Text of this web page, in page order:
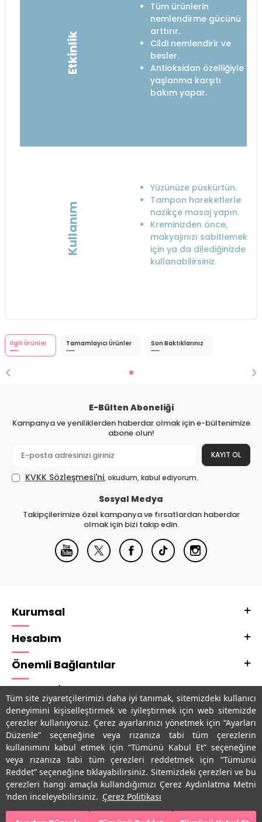
Tüm site ziyaretçilerimizi daha iyi tanımak, sitemizdeki kullanıcı
deneyimini kişiselleştirmek ve iyileştirmek için web sitemizde
çerezler kullanıyoruz. Çerez ayarlarınızı yönetmek için “Ayarları
Düzenle” seçeneğine veya rızanıza tabi tüm çerezlerin
kullanımını kabul etmek için “Tümünü Kabul Et” seçeneğine
veya rızanıza tabi tüm çerezleri reddetmek için “Tümünü
Reddet” seçeneğine tıklayabilirsiniz. Sitemizdeki çerezleri ve bu
çerezleri hangi amaçla kullandığımızı Çerez Aydınlatma Metni
’nden inceleyebilirsiniz. Çerez Politikası
Etkinlik
Tüm ürünlerin
nemlendirme gücünü
arttırır.
Cildi nemlendirir ve
besler.
Antioksidan özelliğiyle
yaşlanma karşıtı
bakım yapar.
Kullanım
Yüzünüze püskürtün.
Tampon hareketlerle
nazikçe masaj yapın.
Kreminizden önce,
makyajınızı sabitlemek
için ya da dilediğinizde
kullanabilirsiniz.
İlgili Ürünler Tamamlayıcı Ürünler Son Baktıklarınız
E-Bülten Aboneliği
Kampanya ve yeniliklerden haberdar olmak için e-bültenimize
abone olun!
KAYIT OL
KVKK Sözleşmesi'ni, okudum, kabul ediyorum.
Sosyal Medya
Takipçilerimize özel kampanya ve fırsatlardan haberdar
olmak için bizi takip edin.
Kurumsal
Hesabım
Önemli Bağlantılar
Adres & İletişim
Uygulamalarımız